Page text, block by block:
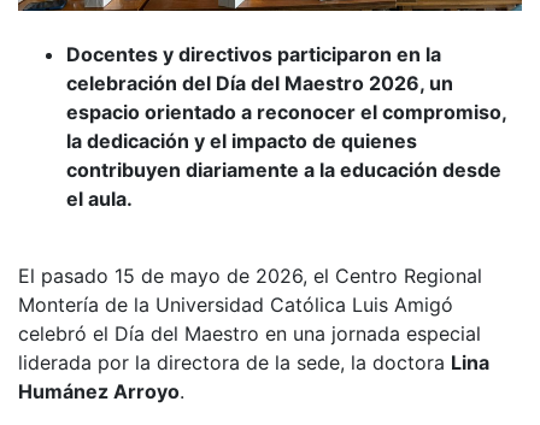
Docentes y directivos participaron en la
celebración del Día del Maestro 2026, un
espacio orientado a reconocer el compromiso,
la dedicación y el impacto de quienes
contribuyen diariamente a la educación desde
el aula.
El pasado 15 de mayo de 2026, el Centro Regional
Montería de la Universidad Católica Luis Amigó
celebró el Día del Maestro en una jornada especial
liderada por la directora de la sede, la doctora Lina
Humánez Arroyo.